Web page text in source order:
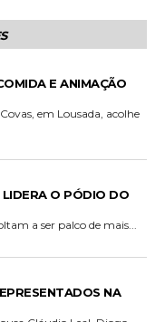
E ANIMAÇÃO
em Lousada, acolhe
O PÓDIO DO
a ser palco de mais...
NA